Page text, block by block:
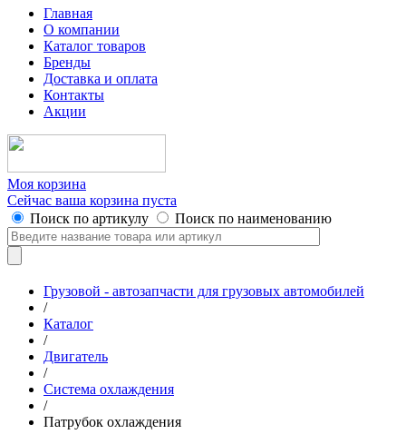
Главная
О компании
Каталог товаров
Бренды
Доставка и оплата
Контакты
Акции
Моя корзина
Сейчас ваша корзина пуста
Поиск по артикулу
Поиск по наименованию
Грузовой - автозапчасти для грузовых автомобилей
/
Каталог
/
Двигатель
/
Система охлаждения
/
Патрубок охлаждения